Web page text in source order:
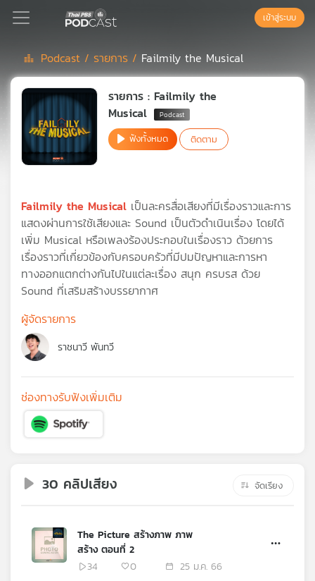
Podcast
เพล
เพล
สต์
คุณ
เพลง
บทความ
ข่าว
เกี่ยว
เข้าสู่ระบบ
Podcast /รายการ / Failmily the Musical
รายการ : Failmily the
Musical
ฟังทั้งหมด ติดตาม
Failmily the Musical เป็นละครสื่อเสียงที่มีเรื่องราวและการ
แสดงผ่านการใช้เสียงและ Sound เป็นตัวดำเนินเรื่อง โดยได้
เพิ่ม Musical หรือเพลงร้องประกอบในเรื่องราว ด้วยการ
เรื่องราวที่เกี่ยวข้องกับครอบครัวที่มีปมปัญหาและการหา
ทางออกแตกต่างกันไปในแต่ละเรื่อง สนุก ครบรส ด้วย
Sound ที่เสริมสร้างบรรยากาศ
ผู้จัดรายการ
ราชนาวี พันทวี
ช่องทางรับฟังเพิ่มเติม
30 คลิปเสียง จัดเรียง
The Picture สร้างภาพ ภาพ
สร้าง ตอนที่ 2
34
0 25 ม.ค. 66